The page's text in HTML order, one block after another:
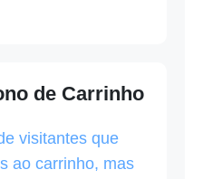
de Carrinho
visitantes que
ao carrinho, mas